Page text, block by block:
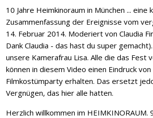
10 Jahre Heimkinoraum in München ... eine
Zusammenfassung der Ereignisse vom
14. Februar 2014. Moderiert von Claudia
Dank Claudia - das hast du super
unsere Kamerafrau Lisa. Alle die das Fest
können in diesem Video einen Eindruck
Filmkostümparty erhalten. Das ersetzt
Vergnügen, das hier alle hatten.
Herzlich willkommen im HEIMKINORAUM.